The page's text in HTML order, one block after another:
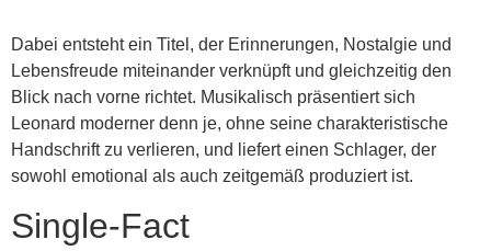
Dabei entsteht ein Titel, der Erinnerungen, Nostalgie und
Lebensfreude miteinander verknüpft und gleichzeitig den
Blick nach vorne richtet. Musikalisch präsentiert sich
Leonard moderner denn je, ohne seine charakteristische
Handschrift zu verlieren, und liefert einen Schlager, der
sowohl emotional als auch zeitgemäß produziert ist.
Single-Fact